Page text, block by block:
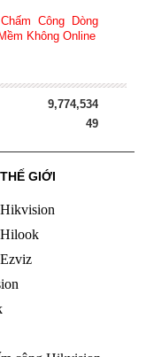
Công Dòng
Không Online
9,774,534
49
GIỚI
Hikvision
Hilook